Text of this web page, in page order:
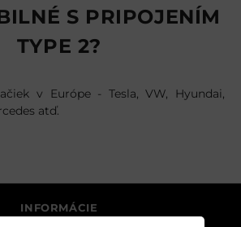
S PRIPOJENÍM
TYPE 2?
v Európe - Tesla, VW, Hyundai,
atď.
INFORMÁCIE